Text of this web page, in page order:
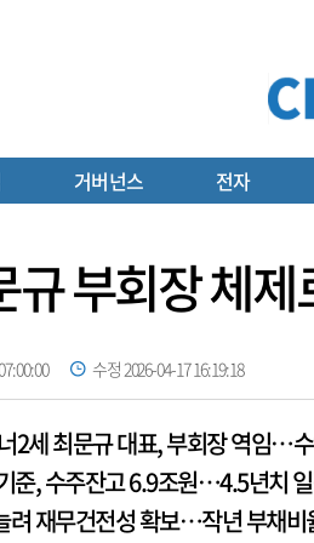
거버넌스 전자
규 부회장 체
수정 2026-04-17 16:19:18
2세 최문규 대표, 부회장 역임…
준, 수주잔고 6.9조원…4.5년치
려 재무건전성 확보…작년 부채